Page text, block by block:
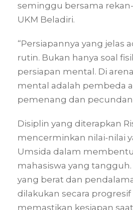
seminggu bersama
UKM Beladiri.
“Persiapannya yang jelas
rutin. Bukan hanya soal
persiapan mental. Di
mental adalah pembeda
pemenang dan
Disiplin yang diterapkan
mencerminkan nilai-nilai
Umsida dalam
mahasiswa yang
yang berat dan
dilakukan secara progresif
memastikan kesiapan